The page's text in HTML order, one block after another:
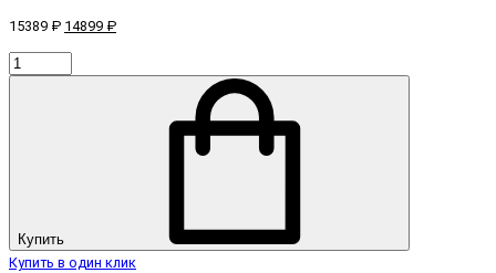
15389 ₽ 14899 ₽
Купить
Купить в один клик